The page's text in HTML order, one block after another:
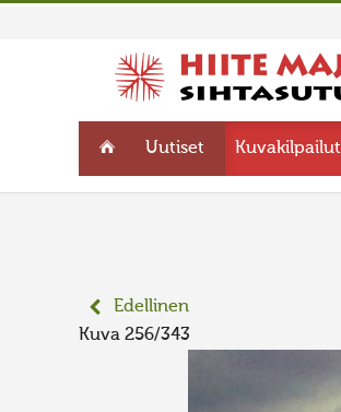
Uutiset Kuvakilpailut
Edellinen
Kuva 256/343